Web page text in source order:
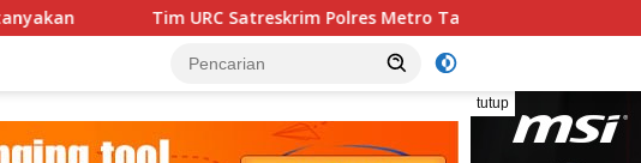
Polres Metro Tangkap Terduga Pelaku Penipuan dan
tutup